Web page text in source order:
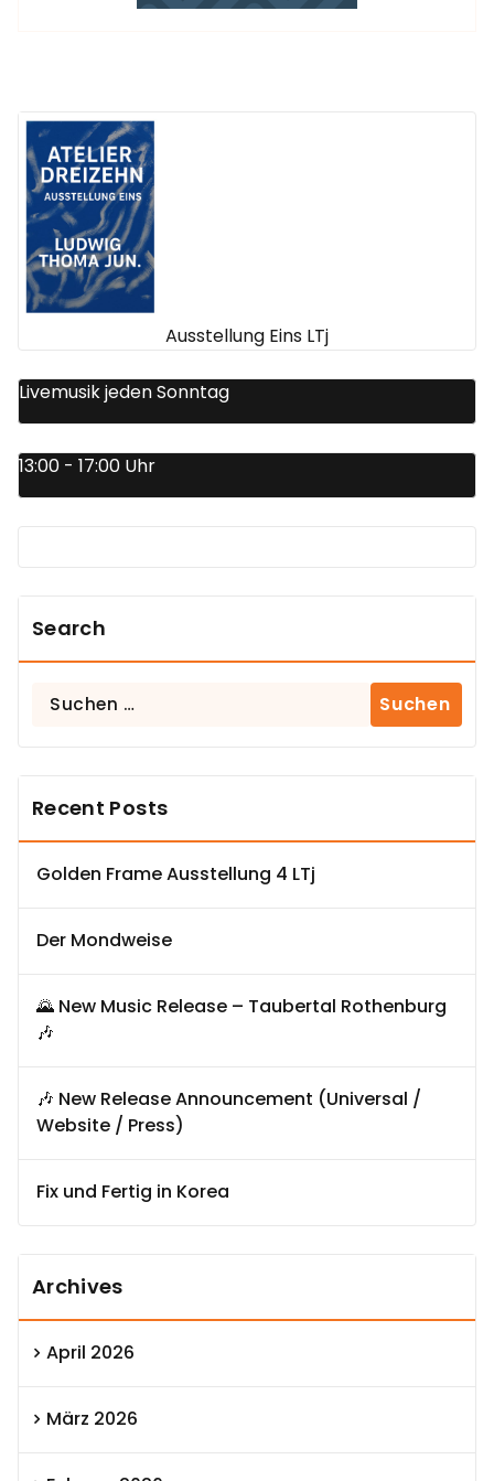
Ausstellung Eins LTj
Livemusik jeden Sonntag
13:00 - 17:00 Uhr
Search
Suchen
Recent Posts
Golden Frame Ausstellung 4 LTj
Der Mondweise
🌄 New Music Release – Taubertal Rothenburg
🎶
🎶 New Release Announcement (Universal /
Website / Press)
Fix und Fertig in Korea
Archives
April 2026
März 2026